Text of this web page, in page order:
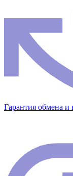
Гарантия обмена и